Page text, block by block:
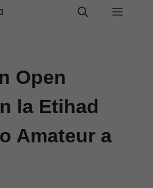
Menu
Open
la Etihad
Amateur a